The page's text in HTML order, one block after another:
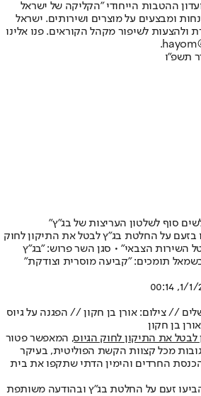
ההטבות הייחודי "הקליקה של ישראל
ומבצעים על מוצרים ושירותים. ישראל
ולהצעות לשיפור מקהל הקוראים. פנו אלינו
תשפ"ו
סוף לשלטון העריצות של בג"ץ"
בזעם על החלטת בג"ץ לבטל את התיקון לחוק
השירות הצבאי" • סגן השר פרוש: "בג"ץ
תומכים: "קביעה מוסרית וצודקת"
1/1/
// צילום: אורן בן חקון // הפגנה על גיוס
בן חקון
את התיקון לחוק הגיוס, המאפשר פטור
מכל קצוות הקשת הפוליטית, בעיקר
החרדים והימין הדתי שתקפו את בית
זעם על החלטת בג"ץ ובהודעה משותפת